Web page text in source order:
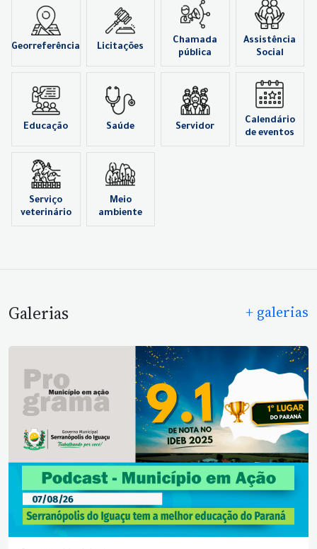
Georreferência Licitações
Chamada
pública
Assistência
Social
Educação Saúde Servidor
Calendário
de eventos
Serviço
veterinário
Meio
ambiente
Galerias + galerias